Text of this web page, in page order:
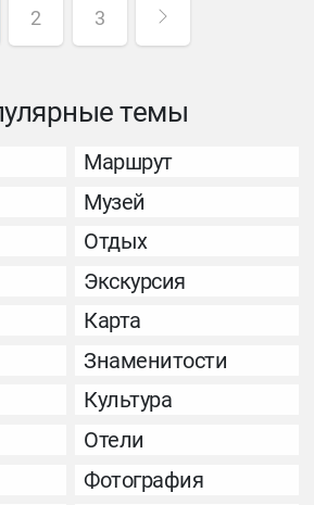
2 3
темы
Маршрут
Музей
Отдых
Экскурсия
Карта
Знаменитости
Культура
Отели
Фотография